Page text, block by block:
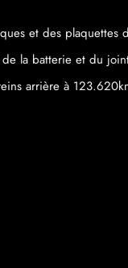
et des plaquettes
la batterie et du
arrière à